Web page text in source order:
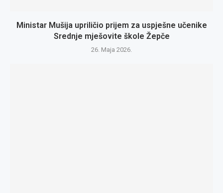
Ministar Mušija upriličio prijem za uspješne učenike
Srednje mješovite škole Žepče
26. Maja 2026.